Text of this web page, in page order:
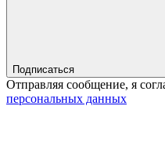
Подписаться
Отправляя сообщение, я
персональных данных